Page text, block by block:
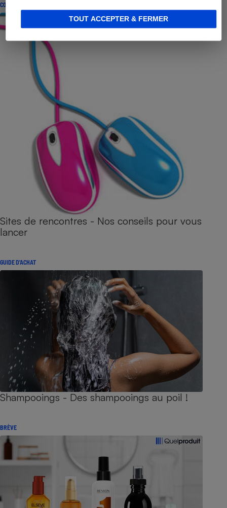
TOUT ACCEPTER & FERMER
CONSEILS
Sites de rencontres - Nos conseils pour vous
lancer
GUIDE D'ACHAT
Shampooings - Des shampooings au poil !
BRÈVE